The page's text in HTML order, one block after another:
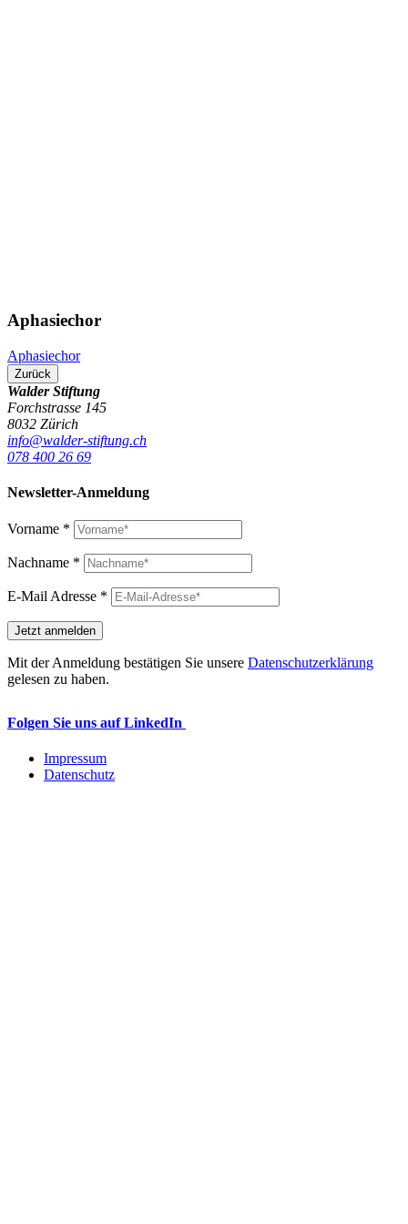
Aphasiechor
Aphasiechor
Zurück
Walder Stiftung
Forchstrasse 145
8032 Zürich
info@walder-stiftung.ch
078 400 26 69
Newsletter-Anmeldung
Vorname *
Nachname *
E-Mail Adresse *
Mit der Anmeldung bestätigen Sie unsere Datenschutzerklärung
gelesen zu haben.
Folgen Sie uns auf LinkedIn
Impressum
Datenschutz